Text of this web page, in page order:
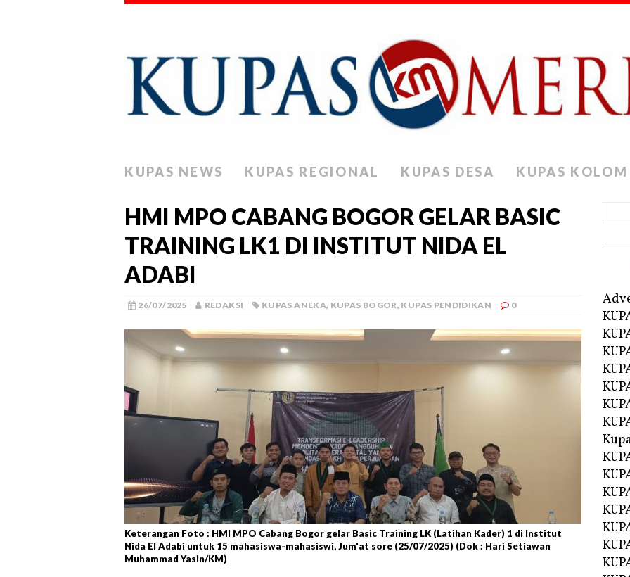
KUPAS NEWS KUPAS REGIONAL KUPAS DESA KUPAS KOLOM
HMI MPO CABANG BOGOR GELAR BASIC
TRAINING LK1 DI INSTITUT NIDA EL
ADABI
26/07/2025 REDAKSI KUPAS ANEKA, KUPAS BOGOR, KUPAS PENDIDIKAN 0
Keterangan Foto : HMI MPO Cabang Bogor gelar Basic Training LK (Latihan Kader) 1 di Institut
Nida El Adabi untuk 15 mahasiswa-mahasiswi, Jum'at sore (25/07/2025) (Dok : Hari Setiawan
Muhammad Yasin/KM)